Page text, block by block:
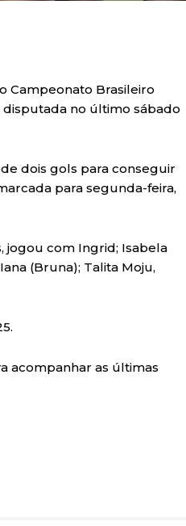
Campeonato Brasileiro
disputada no último sábado
dois gols para conseguir
para segunda-feira,
jogou com Ingrid; Isabela
(Bruna); Talita Moju,
acompanhar as últimas